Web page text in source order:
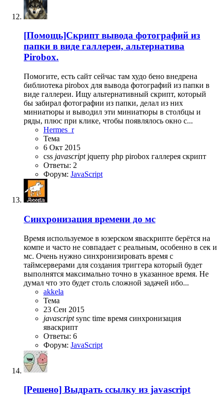
[Помощь]Скрипт вывода фотографий из
папки в виде галлереи, альтернатива
Pirobox.
Помогите, есть сайт сейчас там худо бено внедрена
библиотека pirobox для вывода фотографий из папки в
виде галлереи. Ищу альтернативный скрипт, который
бы забирал фотографии из папки, делал из них
миниатюры и выводил эти миниатюры в столбцы и
ряды, плюс при клике, чтобы появлялось окно с...
Hermes_r
Тема
6 Окт 2015
css javascript jquerry php pirobox галлерея скрипт
Ответы: 2
Форум: JavaScript
Синхронизация времени до мс
Время используемое в юзерском яваскрипте берётся на
компе и часто не совпадает с реальным, особенно в сек и
мс. Очень нужно синхронизировать время с
таймсерверами для создания триггера который будет
выполнятся максимально точно в указанное время. Не
думал что это будет столь сложной задачей ибо...
akkela
Тема
23 Сен 2015
javascript sync time время синхронизация
яваскрипт
Ответы: 6
Форум: JavaScript
[Решено] Выдрать ссылку из javascript